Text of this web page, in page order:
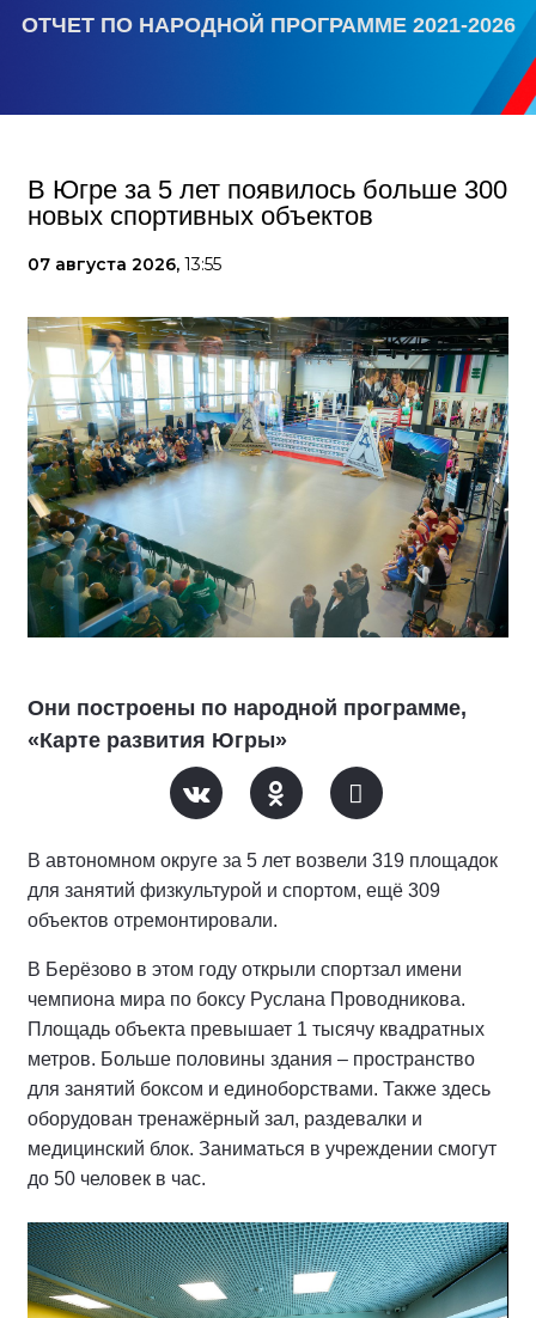
ОТЧЕТ ПО НАРОДНОЙ ПРОГРАММЕ 2021-2026
В Югре за 5 лет появилось больше 300
новых спортивных объектов
07 августа 2026, 13:55
Они построены по народной программе,
«Карте развития Югры»
В автономном округе за 5 лет возвели 319 площадок
для занятий физкультурой и спортом, ещё 309
объектов отремонтировали.
В Берёзово в этом году открыли спортзал имени
чемпиона мира по боксу Руслана Проводникова.
Площадь объекта превышает 1 тысячу квадратных
метров. Больше половины здания – пространство
для занятий боксом и единоборствами. Также здесь
оборудован тренажёрный зал, раздевалки и
медицинский блок. Заниматься в учреждении смогут
до 50 человек в час.